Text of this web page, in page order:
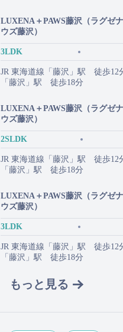
LUXENA＋PAWS藤沢（ラグゼ
ウズ藤沢）
3LDK
JR 東海道線「藤沢」駅 徒歩12
「藤沢」駅 徒歩18分
LUXENA＋PAWS藤沢（ラグゼ
ウズ藤沢）
2SLDK
JR 東海道線「藤沢」駅 徒歩12
「藤沢」駅 徒歩18分
LUXENA＋PAWS藤沢（ラグゼ
ウズ藤沢）
3LDK
JR 東海道線「藤沢」駅 徒歩12
「藤沢」駅 徒歩18分
もっと見る